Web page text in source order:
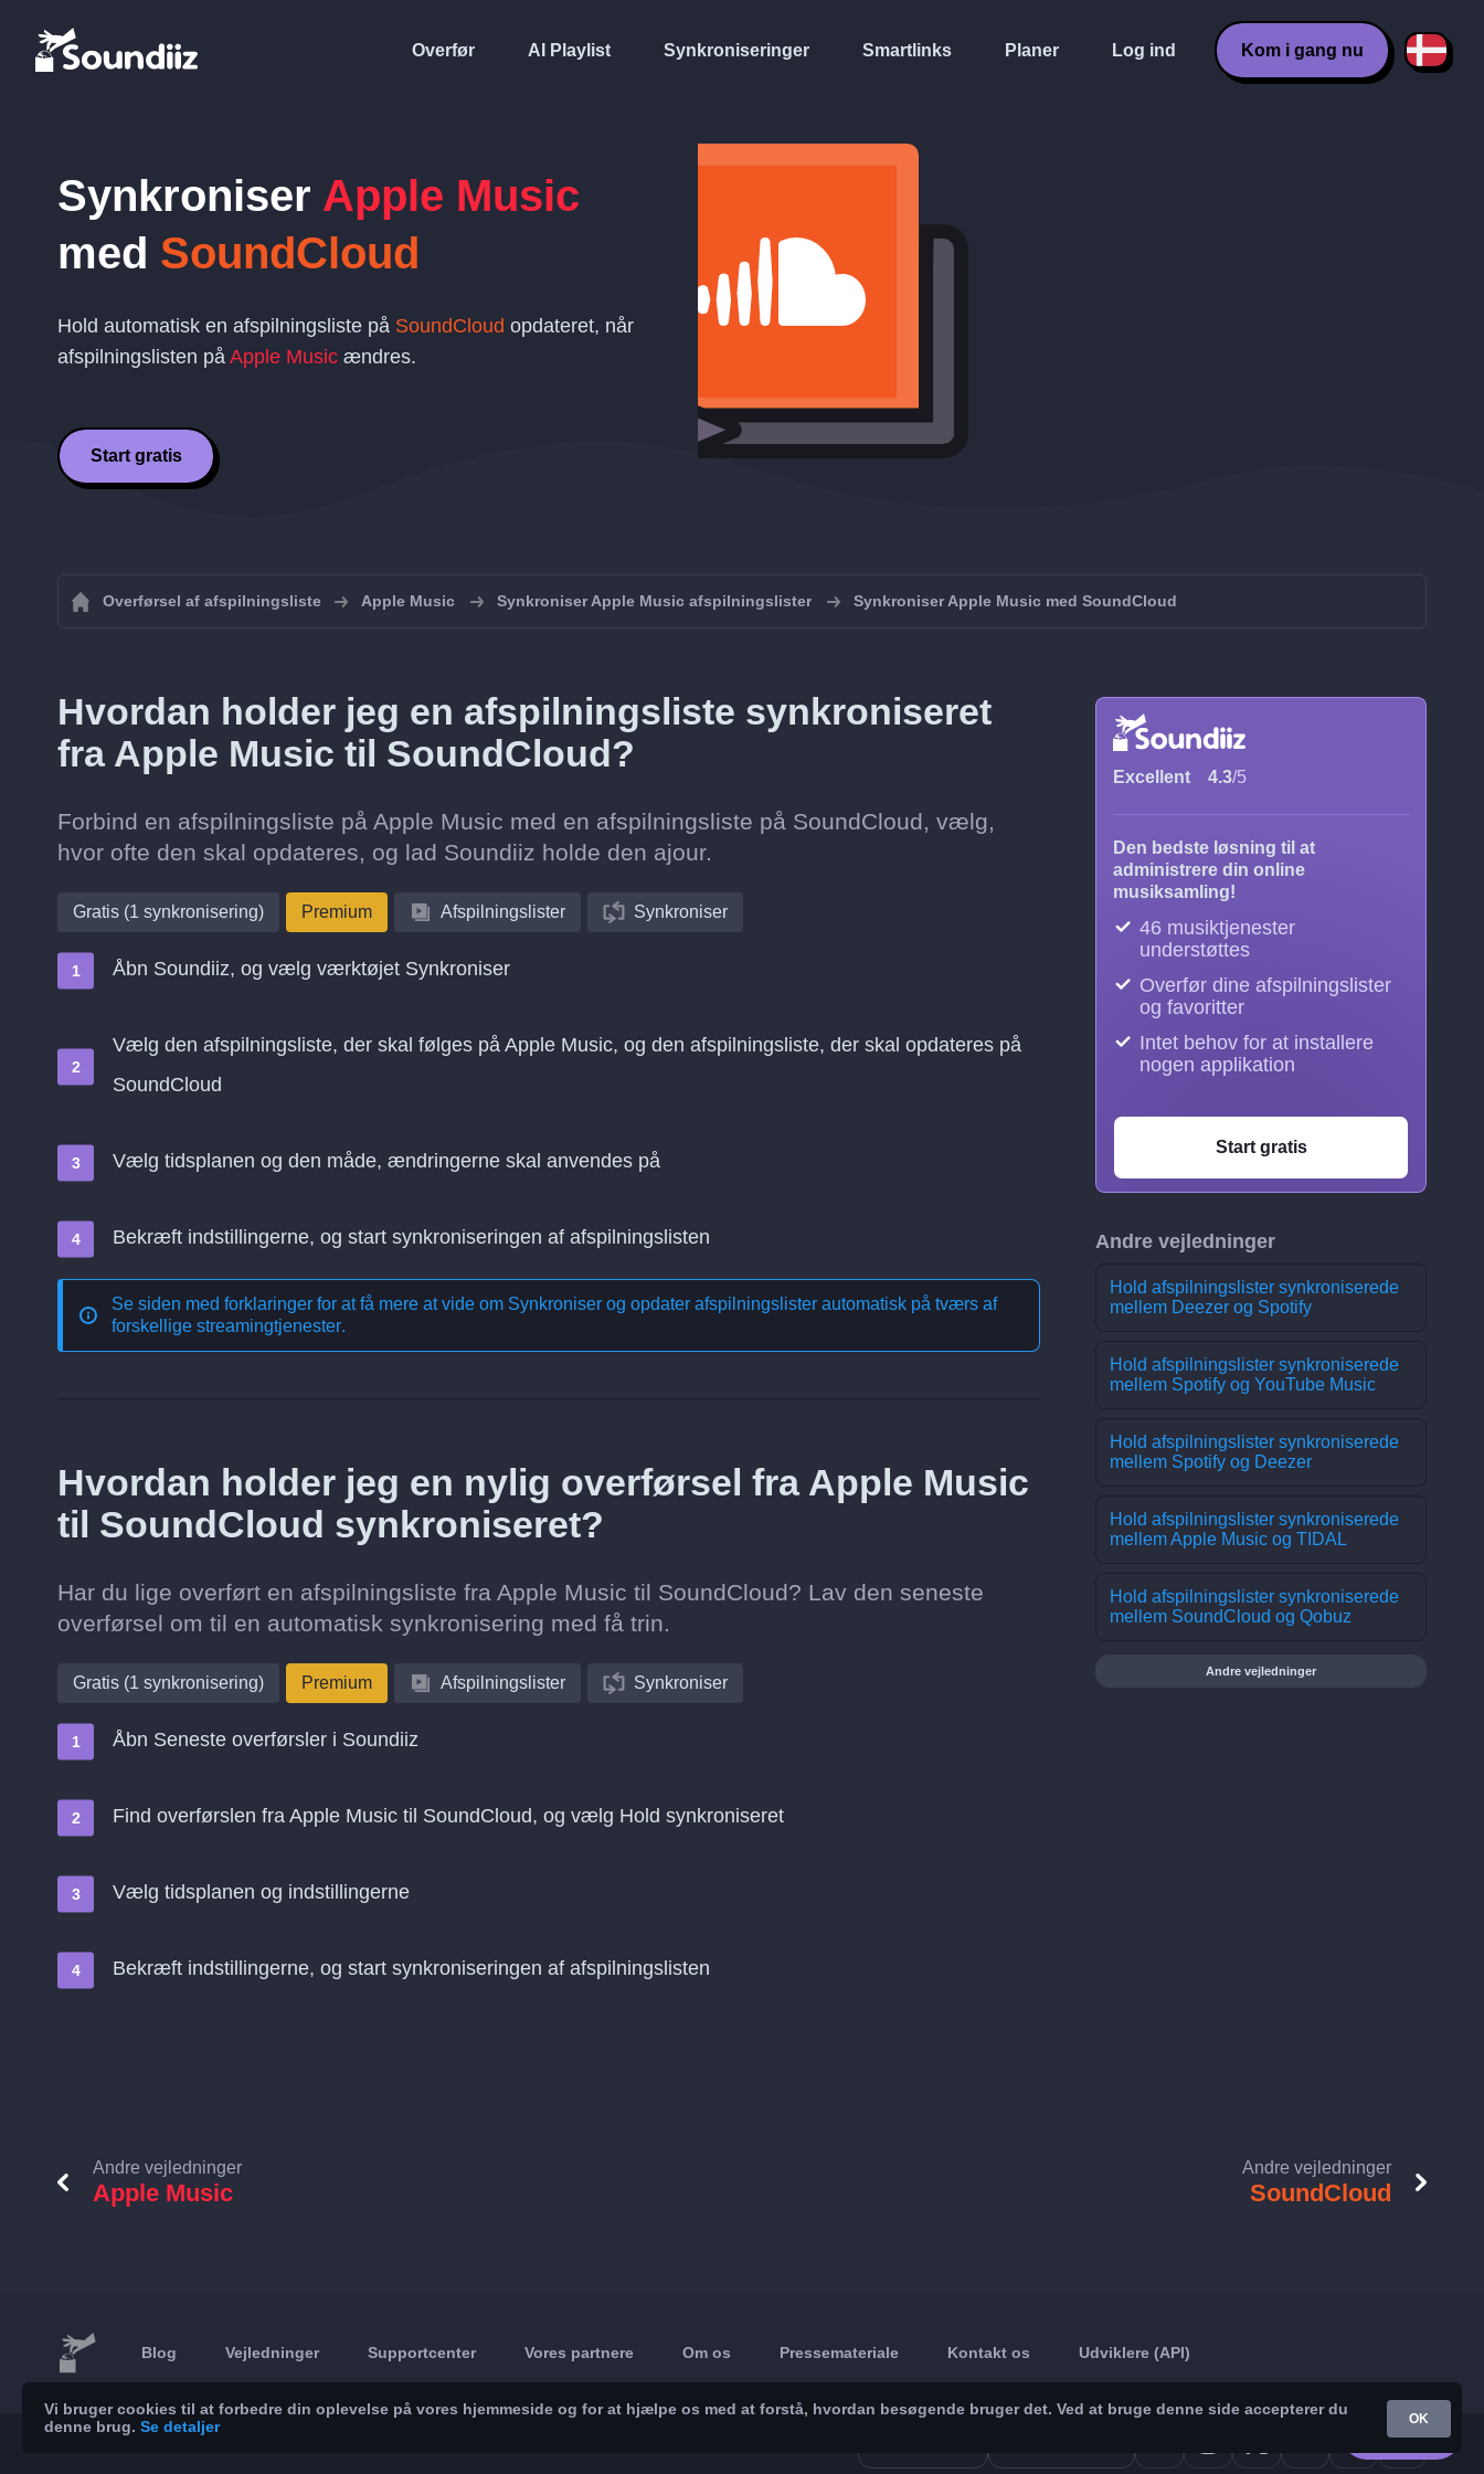
Overfør AI Playlist Synkroniseringer Smartlinks Planer Log ind Kom i gang nu
Synkroniser Apple Music
med SoundCloud
Hold automatisk en afspilningsliste på SoundCloud opdateret, når
afspilningslisten på Apple Music ændres.
Start gratis
Overførsel af afspilningsliste Apple Music Synkroniser Apple Music afspilningslister Synkroniser Apple Music med SoundCloud
Hvordan holder jeg en afspilningsliste synkroniseret
fra Apple Music til SoundCloud?
Forbind en afspilningsliste på Apple Music med en afspilningsliste på SoundCloud, vælg,
hvor ofte den skal opdateres, og lad Soundiiz holde den ajour.
Gratis (1 synkronisering) Premium Afspilningslister Synkroniser
Åbn Soundiiz, og vælg værktøjet Synkroniser
Vælg den afspilningsliste, der skal følges på Apple Music, og den afspilningsliste, der skal opdateres på
SoundCloud
Vælg tidsplanen og den måde, ændringerne skal anvendes på
Bekræft indstillingerne, og start synkroniseringen af afspilningslisten
Se siden med forklaringer for at få mere at vide om Synkroniser og opdater afspilningslister automatisk på tværs af
forskellige streamingtjenester.
Hvordan holder jeg en nylig overførsel fra Apple Music
til SoundCloud synkroniseret?
Har du lige overført en afspilningsliste fra Apple Music til SoundCloud? Lav den seneste
overførsel om til en automatisk synkronisering med få trin.
Gratis (1 synkronisering) Premium Afspilningslister Synkroniser
Åbn Seneste overførsler i Soundiiz
Find overførslen fra Apple Music til SoundCloud, og vælg Hold synkroniseret
Vælg tidsplanen og indstillingerne
Bekræft indstillingerne, og start synkroniseringen af afspilningslisten
Excellent 4.3/5
Den bedste løsning til at
administrere din online
musiksamling!
46 musiktjenester
understøttes
Overfør dine afspilningslister
og favoritter
Intet behov for at installere
nogen applikation
Start gratis
Andre vejledninger
Hold afspilningslister synkroniserede
mellem Deezer og Spotify
Hold afspilningslister synkroniserede
mellem Spotify og YouTube Music
Hold afspilningslister synkroniserede
mellem Spotify og Deezer
Hold afspilningslister synkroniserede
mellem Apple Music og TIDAL
Hold afspilningslister synkroniserede
mellem SoundCloud og Qobuz
Andre vejledninger
Andre vejledninger
Apple Music
Andre vejledninger
SoundCloud
Blog Vejledninger Supportcenter Vores partnere Om os Pressemateriale Kontakt os Udviklere (API)
Vi bruger cookies til at forbedre din oplevelse på vores hjemmeside og for at hjælpe os med at forstå, hvordan besøgende bruger det. Ved at bruge denne side accepterer du
denne brug. Se detaljer OK